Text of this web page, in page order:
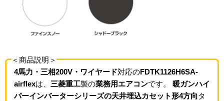
＜商品説明＞
4馬力・三相200V・ワイヤード対応のFDTK1126H6SA-
airflexは、 三菱重工製の業務用エアコンです。 暖ガンハイ
パーインバーターシリーズの天井埋込カセット形4方向タ